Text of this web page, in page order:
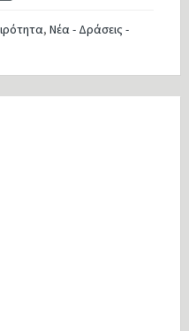
, Νέα - Δράσεις -